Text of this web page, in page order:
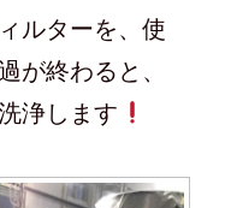
ルターを、使
が終わると、
浄します